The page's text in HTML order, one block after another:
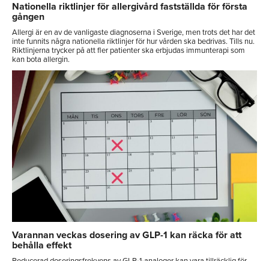
Nationella riktlinjer för allergivård fastställda för första
gången
Allergi är en av de vanligaste diagnoserna i Sverige, men trots det har det
inte funnits några nationella riktlinjer för hur vården ska bedrivas. Tills nu.
Riktlinjerna trycker på att fler patienter ska erbjudas immunterapi som
kan bota allergin.
Varannan veckas dosering av GLP-1 kan räcka för att
behålla effekt